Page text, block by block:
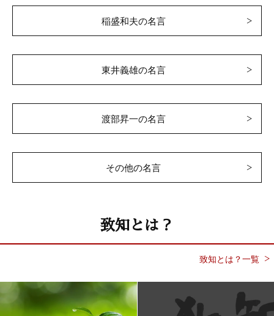
稲盛和夫の名言
東井義雄の名言
渡部昇一の名言
その他の名言
致知とは？
致知とは？一覧